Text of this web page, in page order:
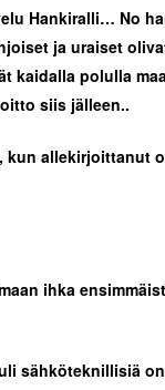
Hankiralli… No
ja uraiset
kaidalla polulla
siis jälleen..
kun allekirjoittanut
ihka
sähköteknillisiä